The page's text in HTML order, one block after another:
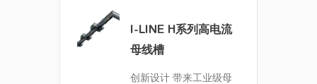
I-LINE H系列高电流
母线槽
创新设计 带来工业级母